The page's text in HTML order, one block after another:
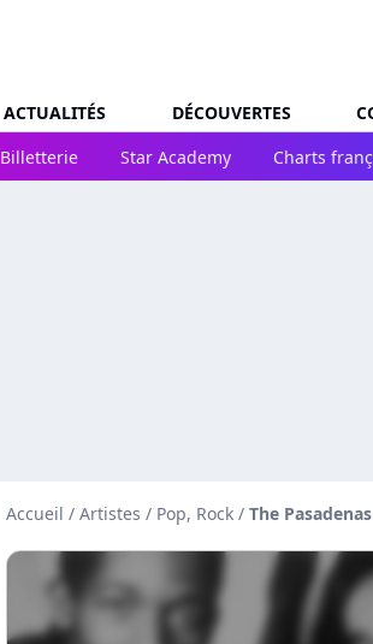
ACTUALITÉS DÉCOUVERTES
Billetterie
Star Academy Charts
Accueil / Artistes / Pop, Rock / The Pasadenas